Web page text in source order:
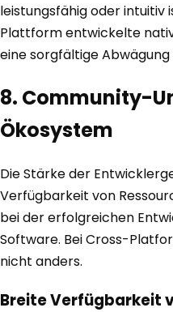
leistungsfähig oder intuitiv
Plattform entwickelte
eine sorgfältige
8. Community-
Ökosystem
Die Stärke der
Verfügbarkeit von
bei der erfolgreichen
Software. Bei Cross-
nicht anders.
Breite Verfügbarkeit